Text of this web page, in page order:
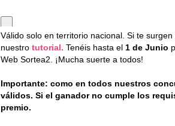
Válido solo en territorio nacional. Si te
nuestro tutorial. Tenéis hasta el 1 de Junio
Web Sortea2. ¡Mucha suerte a todos!
Importante: como en todos nuestros
válidos. Si el ganador no cumple los
premio.